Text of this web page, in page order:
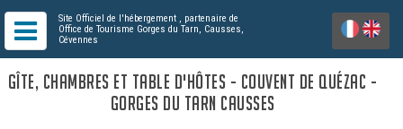
Site Officiel de l'hébergement , partenaire de
Office de Tourisme Gorges du Tarn, Causses,
Cévennes
GÎTE, CHAMBRES ET TABLE D'HÔTES - COUVENT DE QUÉZAC -
GORGES DU TARN CAUSSES